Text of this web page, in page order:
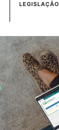
LEGISLAÇÃO